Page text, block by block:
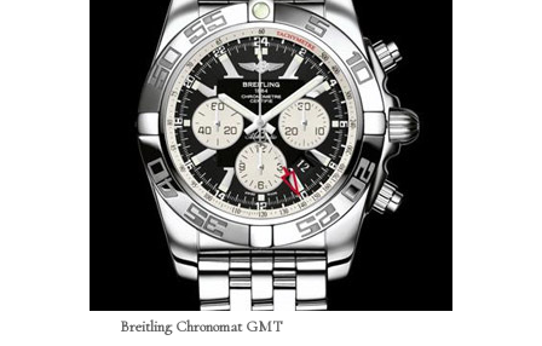
Breitling Chronomat GMT